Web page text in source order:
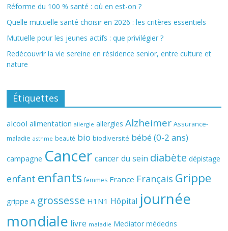
Réforme du 100 % santé : où en est-on ?
Quelle mutuelle santé choisir en 2026 : les critères essentiels
Mutuelle pour les jeunes actifs : que privilégier ?
Redécouvrir la vie sereine en résidence senior, entre culture et
nature
Étiquettes
alcool alimentation allergie allergies Alzheimer Assurance-
maladie asthme beauté bio biodiversité bébé (0-2 ans)
campagne Cancer cancer du sein diabète dépistage
enfant enfants femmes France Français Grippe
grippe A grossesse H1N1 Hôpital journée
mondiale livre maladie Mediator médecins